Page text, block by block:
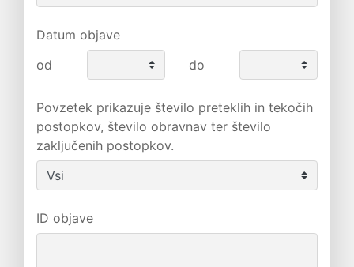
Datum objave
od
do
Povzetek prikazuje število preteklih in tekočih
postopkov, število obravnav ter število
zaključenih postopkov.
ID objave